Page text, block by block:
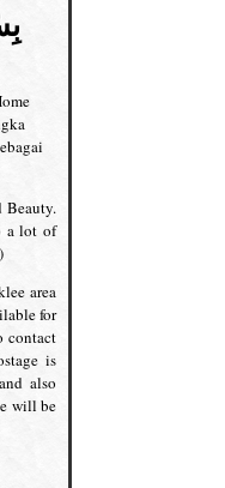
Beauty.
a lot of
area
for
contact
is
also
will be